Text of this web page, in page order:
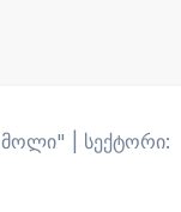
მოლი" | სექტორი: